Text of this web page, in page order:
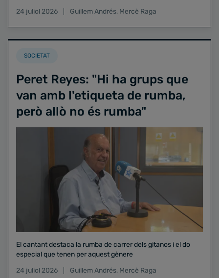
24 juliol 2026
Guillem Andrés, Mercè Raga
SOCIETAT
Peret Reyes: "Hi ha grups que
van amb l'etiqueta de rumba,
però allò no és rumba"
El cantant destaca la rumba de carrer dels gitanos i el do
especial que tenen per aquest gènere
24 juliol 2026
Guillem Andrés, Mercè Raga